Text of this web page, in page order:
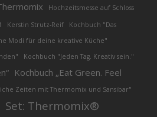
Hochzeitsmesse auf Schloss
Kerstin Strutz-Reif
Kochbuch "Das
Modi für deine kreative Küche"
Kochbuch "Jeden Tag. Kreativ sein."
Kochbuch „Eat Green. Feel
Zeiten mit Thermomix und Sansibar"
Set: Thermomix®